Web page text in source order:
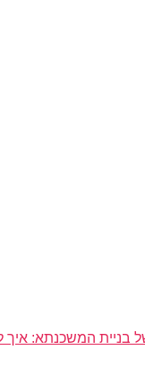
בניית המשכנתא: איך